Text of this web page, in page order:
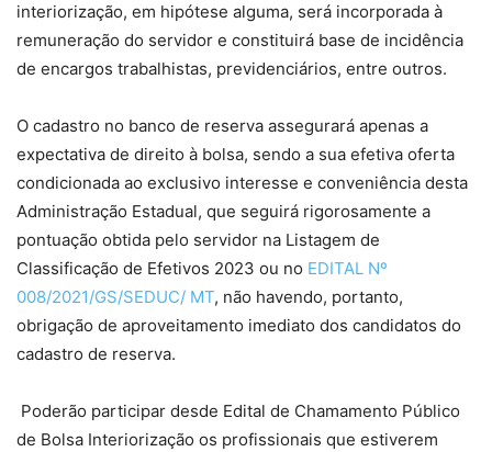
interiorização, em hipótese alguma, será incorporada à
remuneração do servidor e constituirá base de incidência
de encargos trabalhistas, previdenciários, entre outros.
O cadastro no banco de reserva assegurará apenas a
expectativa de direito à bolsa, sendo a sua efetiva oferta
condicionada ao exclusivo interesse e conveniência desta
Administração Estadual, que seguirá rigorosamente a
pontuação obtida pelo servidor na Listagem de
Classificação de Efetivos 2023 ou no EDITAL Nº
008/2021/GS/SEDUC/ MT, não havendo, portanto,
obrigação de aproveitamento imediato dos candidatos do
cadastro de reserva.
Poderão participar desde Edital de Chamamento Público
de Bolsa Interiorização os profissionais que estiverem